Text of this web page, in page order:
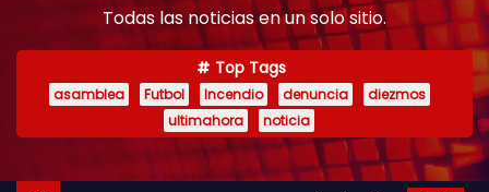
Todas las noticias en un solo sitio.
Top Tags
asamblea Futbol Incendio denuncia
diezmos
ultimahora
noticia